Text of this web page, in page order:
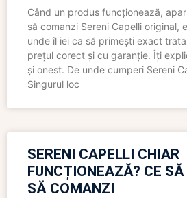
Când un produs funcționează,
să comanzi Sereni Capelli original,
unde îl iei ca să primești exact
prețul corect și cu garanție. Îți
și onest. De unde cumperi Sereni
Singurul loc
SERENI CAPELLI CHIAR
FUNCȚIONEAZĂ? CE
SĂ COMANZI